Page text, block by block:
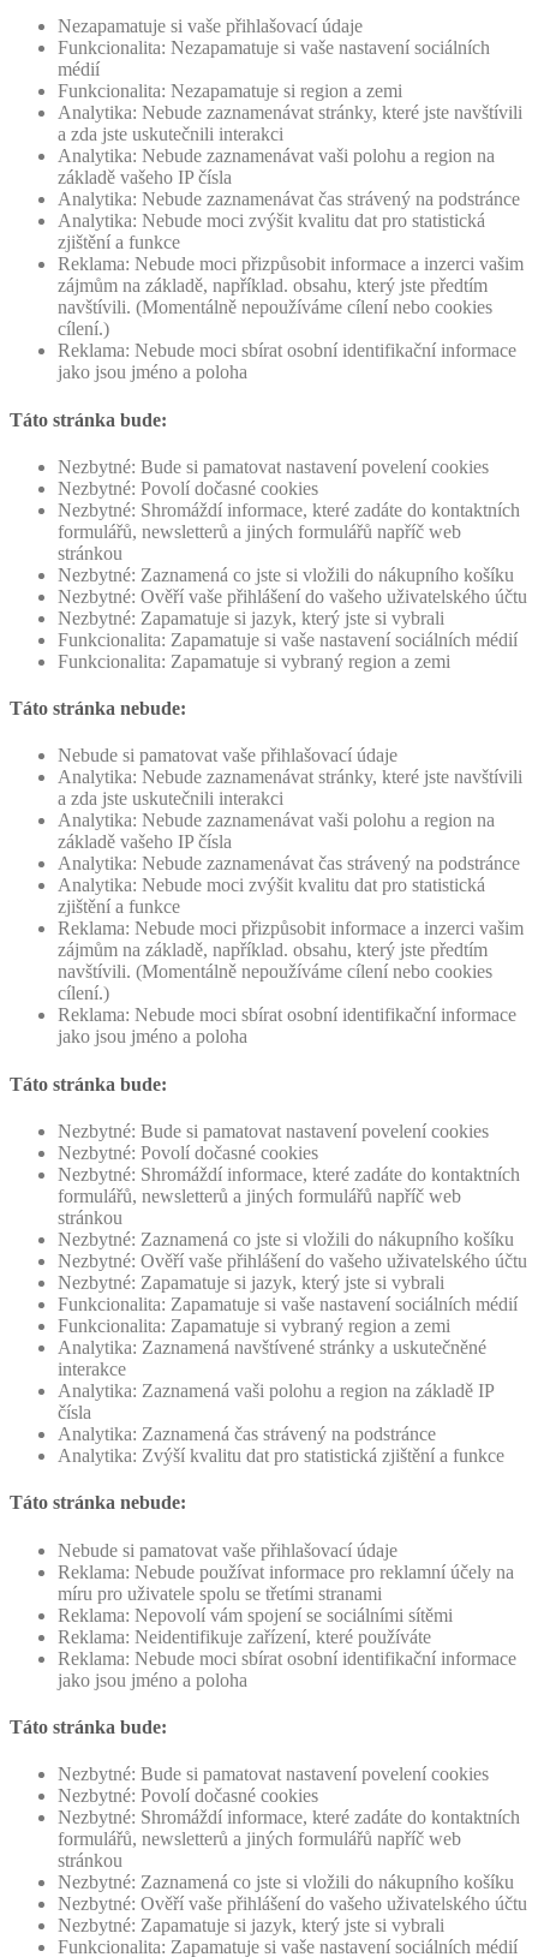
Nezapamatuje si vaše přihlašovací údaje
Funkcionalita: Nezapamatuje si vaše nastavení sociálních
médií
Funkcionalita: Nezapamatuje si region a zemi
Analytika: Nebude zaznamenávat stránky, které jste navštívili
a zda jste uskutečnili interakci
Analytika: Nebude zaznamenávat vaši polohu a region na
základě vašeho IP čísla
Analytika: Nebude zaznamenávat čas strávený na podstránce
Analytika: Nebude moci zvýšit kvalitu dat pro statistická
zjištění a funkce
Reklama: Nebude moci přizpůsobit informace a inzerci vašim
zájmům na základě, například. obsahu, který jste předtím
navštívili. (Momentálně nepoužíváme cílení nebo cookies
cílení.)
Reklama: Nebude moci sbírat osobní identifikační informace
jako jsou jméno a poloha
Táto stránka bude:
Nezbytné: Bude si pamatovat nastavení povelení cookies
Nezbytné: Povolí dočasné cookies
Nezbytné: Shromáždí informace, které zadáte do kontaktních
formulářů, newsletterů a jiných formulářů napříč web
stránkou
Nezbytné: Zaznamená co jste si vložili do nákupního košíku
Nezbytné: Ověří vaše přihlášení do vašeho uživatelského účtu
Nezbytné: Zapamatuje si jazyk, který jste si vybrali
Funkcionalita: Zapamatuje si vaše nastavení sociálních médií
Funkcionalita: Zapamatuje si vybraný region a zemi
Táto stránka nebude:
Nebude si pamatovat vaše přihlašovací údaje
Analytika: Nebude zaznamenávat stránky, které jste navštívili
a zda jste uskutečnili interakci
Analytika: Nebude zaznamenávat vaši polohu a region na
základě vašeho IP čísla
Analytika: Nebude zaznamenávat čas strávený na podstránce
Analytika: Nebude moci zvýšit kvalitu dat pro statistická
zjištění a funkce
Reklama: Nebude moci přizpůsobit informace a inzerci vašim
zájmům na základě, například. obsahu, který jste předtím
navštívili. (Momentálně nepoužíváme cílení nebo cookies
cílení.)
Reklama: Nebude moci sbírat osobní identifikační informace
jako jsou jméno a poloha
Táto stránka bude:
Nezbytné: Bude si pamatovat nastavení povelení cookies
Nezbytné: Povolí dočasné cookies
Nezbytné: Shromáždí informace, které zadáte do kontaktních
formulářů, newsletterů a jiných formulářů napříč web
stránkou
Nezbytné: Zaznamená co jste si vložili do nákupního košíku
Nezbytné: Ověří vaše přihlášení do vašeho uživatelského účtu
Nezbytné: Zapamatuje si jazyk, který jste si vybrali
Funkcionalita: Zapamatuje si vaše nastavení sociálních médií
Funkcionalita: Zapamatuje si vybraný region a zemi
Analytika: Zaznamená navštívené stránky a uskutečněné
interakce
Analytika: Zaznamená vaši polohu a region na základě IP
čísla
Analytika: Zaznamená čas strávený na podstránce
Analytika: Zvýší kvalitu dat pro statistická zjištění a funkce
Táto stránka nebude:
Nebude si pamatovat vaše přihlašovací údaje
Reklama: Nebude používat informace pro reklamní účely na
míru pro uživatele spolu se třetími stranami
Reklama: Nepovolí vám spojení se sociálními sítěmi
Reklama: Neidentifikuje zařízení, které používáte
Reklama: Nebude moci sbírat osobní identifikační informace
jako jsou jméno a poloha
Táto stránka bude:
Nezbytné: Bude si pamatovat nastavení povelení cookies
Nezbytné: Povolí dočasné cookies
Nezbytné: Shromáždí informace, které zadáte do kontaktních
formulářů, newsletterů a jiných formulářů napříč web
stránkou
Nezbytné: Zaznamená co jste si vložili do nákupního košíku
Nezbytné: Ověří vaše přihlášení do vašeho uživatelského účtu
Nezbytné: Zapamatuje si jazyk, který jste si vybrali
Funkcionalita: Zapamatuje si vaše nastavení sociálních médií